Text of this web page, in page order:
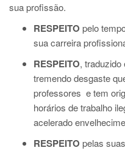
sua profissão.
RESPEITO pelo
sua carreira
RESPEITO,
tremendo desgaste
professores e tem
horários de trabalho
acelerado
RESPEITO pelas